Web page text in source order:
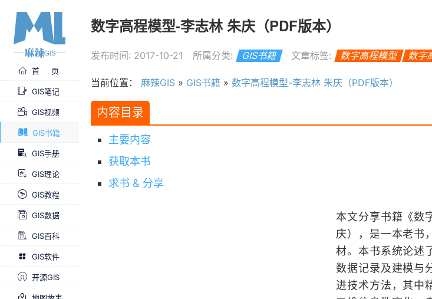
首 页
GIS笔记
GIS视频
GIS书籍
GIS手册
GIS理论
GIS教程
GIS数据
GIS百科
GIS软件
开源GIS
数字高程模型-李志林 朱庆（PDF版本）
发布时间: 2017-10-21 所属分类: GIS书籍 文章标签: 数字高程模型 数字
当前位置： 麻辣GIS » GIS书籍 »数字高程模型-李志林 朱庆（PDF版本）
内容目录
主要内容
获取本书
求书 & 分享
本文分享书籍《数
庆），是一本老书
材。本书系统论述
数据记录及建模与
进技术方法，其中